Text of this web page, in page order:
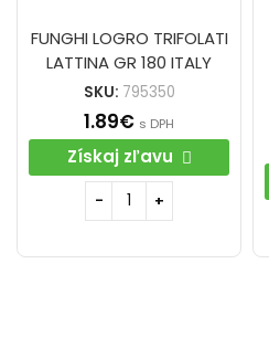
FUNGHI LOGRO TRIFOLATI
LATTINA GR 180 ITALY
SKU: 795350
1.89€ s DPH
Získaj zľavu